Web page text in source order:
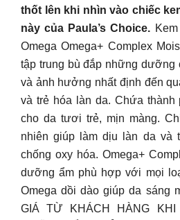
thốt lên khi nhìn vào chiếc
này của Paula’s Choice.
Omega Omega+ Complex
tập trung bù đắp những dưỡng
và ảnh hưởng nhất định đến
và trẻ hóa làn da. Chứa thành
cho da tươi trẻ, mịn màng.
nhiên giúp làm dịu làn da và
chống oxy hóa. Omega+
dưỡng ẩm phù hợp với mọi
Omega dồi dào giúp da sáng
GIÁ TỪ KHÁCH HÀNG KHI